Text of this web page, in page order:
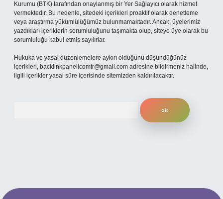
Kurumu (BTK) tarafından onaylanmış bir Yer Sağlayıcı olarak hizmet
vermektedir. Bu nedenle, sitedeki içerikleri proaktif olarak denetleme
veya araştırma yükümlülüğümüz bulunmamaktadır. Ancak, üyelerimiz
yazdıkları içeriklerin sorumluluğunu taşımakta olup, siteye üye olarak bu
sorumluluğu kabul etmiş sayılırlar.
Hukuka ve yasal düzenlemelere aykırı olduğunu düşündüğünüz
içerikleri, backlinkpanelicomtr@gmail.com adresine bildirmeniz halinde,
ilgili içerikler yasal süre içerisinde sitemizden kaldırılacaktır.
giriş